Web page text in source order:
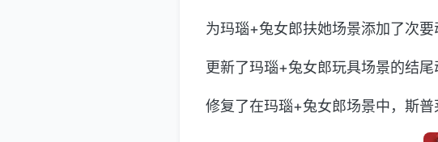
为玛瑙+兔女郎扶她场景添加了次要
更新了玛瑙+兔女郎玩具场景的结
修复了在玛瑙+兔女郎场景中，斯